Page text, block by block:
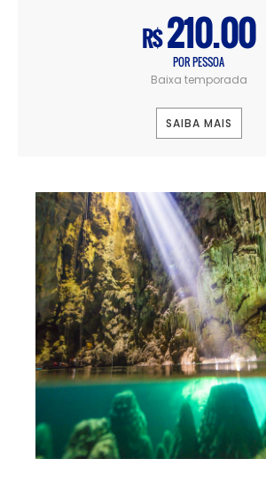
R$210.00
POR PESSOA
Baixa temporada
SAIBA MAIS